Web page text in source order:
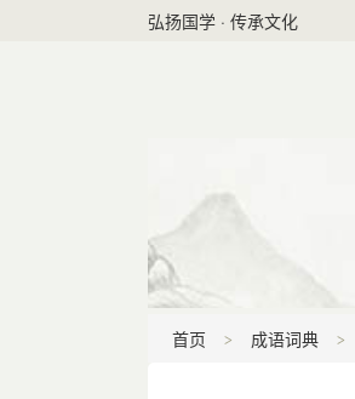
弘扬国学 · 传承文化
首页 成语词典